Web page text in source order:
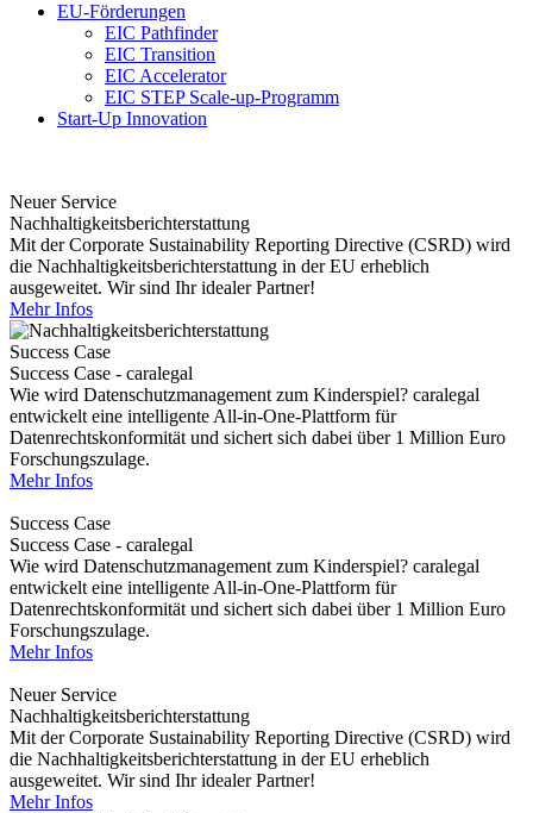
EU-Förderungen
EIC Pathfinder
EIC Transition
EIC Accelerator
EIC STEP Scale-up-Programm
Start-Up Innovation
Neuer Service
Nachhaltigkeitsberichterstattung
Mit der Corporate Sustainability Reporting Directive (CSRD) wird
die Nachhaltigkeitsberichterstattung in der EU erheblich
ausgeweitet. Wir sind Ihr idealer Partner!
Mehr Infos
Success Case
Success Case - caralegal
Wie wird Datenschutzmanagement zum Kinderspiel? caralegal
entwickelt eine intelligente All-in-One-Plattform für
Datenrechtskonformität und sichert sich dabei über 1 Million Euro
Forschungszulage.
Mehr Infos
Success Case
Success Case - caralegal
Wie wird Datenschutzmanagement zum Kinderspiel? caralegal
entwickelt eine intelligente All-in-One-Plattform für
Datenrechtskonformität und sichert sich dabei über 1 Million Euro
Forschungszulage.
Mehr Infos
Neuer Service
Nachhaltigkeitsberichterstattung
Mit der Corporate Sustainability Reporting Directive (CSRD) wird
die Nachhaltigkeitsberichterstattung in der EU erheblich
ausgeweitet. Wir sind Ihr idealer Partner!
Mehr Infos